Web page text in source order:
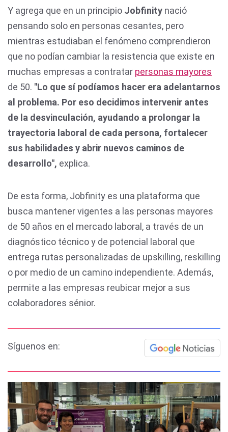
Y agrega que en un principio Jobfinity nació
pensando solo en personas cesantes, pero
mientras estudiaban el fenómeno comprendieron
que no podían cambiar la resistencia que existe en
muchas empresas a contratar personas mayores
de 50. "Lo que sí podíamos hacer era adelantarnos
al problema. Por eso decidimos intervenir antes
de la desvinculación, ayudando a prolongar la
trayectoria laboral de cada persona, fortalecer
sus habilidades y abrir nuevos caminos de
desarrollo", explica.
De esta forma, Jobfinity es una plataforma que
busca mantener vigentes a las personas mayores
de 50 años en el mercado laboral, a través de un
diagnóstico técnico y de potencial laboral que
entrega rutas personalizadas de upskilling, reskilling
o por medio de un camino independiente. Además,
permite a las empresas reubicar mejor a sus
colaboradores sénior.
Síguenos en: